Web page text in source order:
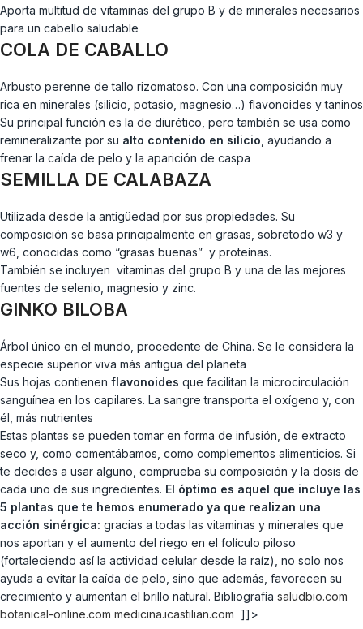
Aporta multitud de vitaminas del grupo B y de minerales necesarios
para un cabello saludable
COLA DE CABALLO
Arbusto perenne de tallo rizomatoso. Con una composición muy
rica en minerales (silicio, potasio, magnesio…) flavonoides y taninos
Su principal función es la de diurético, pero también se usa como
remineralizante por su alto contenido en silicio , ayudando a
frenar la caída de pelo y la aparición de caspa
SEMILLA DE CALABAZA
Utilizada desde la antigüedad por sus propiedades. Su
composición se basa principalmente en grasas, sobretodo w3 y
w6, conocidas como “grasas buenas” y proteínas.
También se incluyen vitaminas del grupo B y una de las mejores
fuentes de selenio, magnesio y zinc.
GINKO BILOBA
Árbol único en el mundo, procedente de China. Se le considera la
especie superior viva más antigua del planeta
Sus hojas contienen flavonoides que facilitan la microcirculación
sanguínea en los capilares. La sangre transporta el oxígeno y, con
él, más nutrientes
Estas plantas se pueden tomar en forma de infusión, de extracto
seco y, como comentábamos, como complementos alimenticios. Si
te decides a usar alguno, comprueba su composición y la dosis de
cada uno de sus ingredientes. El óptimo es aquel que incluye las
5 plantas que te hemos enumerado ya que realizan una
acción sinérgica: gracias a todas las vitaminas y minerales que
nos aportan y el aumento del riego en el folículo piloso
(fortaleciendo así la actividad celular desde la raíz), no solo nos
ayuda a evitar la caída de pelo, sino que además, favorecen su
crecimiento y aumentan el brillo natural. Bibliografía saludbio.com
botanical-online.com medicina.icastilian.com ]]>